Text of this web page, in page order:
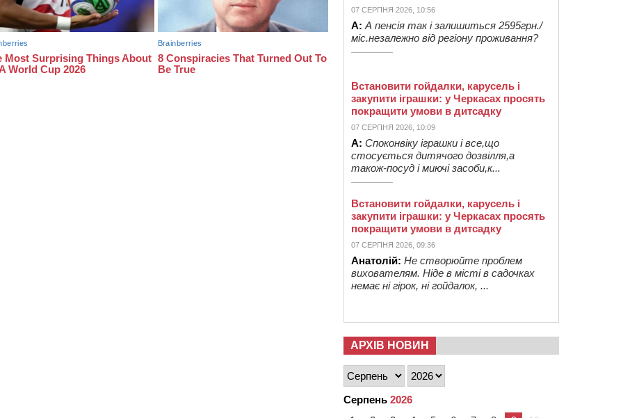
07 СЕРПНЯ 2026, 10:56
А: А пенсія так і залишиться 2595грн./
міс.незалежно від регіону проживання?
Встановити гойдалки, карусель і
закупити іграшки: у Черкасах просять
покращити умови в дитсадку
07 СЕРПНЯ 2026, 10:09
А: Споконвіку іграшки і все,що
стосується дитячого дозвілля,а
також-посуд і миючі засоби,к...
Встановити гойдалки, карусель і
закупити іграшки: у Черкасах просять
покращити умови в дитсадку
07 СЕРПНЯ 2026, 09:36
Анатолій: Не створюйте проблем
вихователям. Ніде в місті в садочках
немає ні гірок, ні гойдалок, ...
АРХІВ НОВИН
Серпень 2026